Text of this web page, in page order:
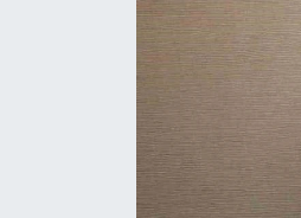
Magazin
Bilim ve Teknoloji